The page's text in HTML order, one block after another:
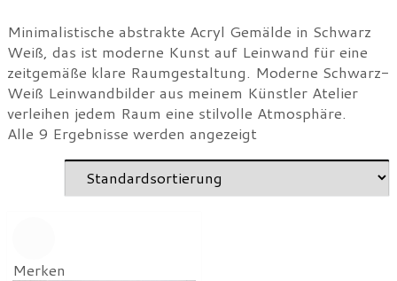
Minimalistische abstrakte Acryl Gemälde in Schwarz
Weiß, das ist moderne Kunst auf Leinwand für eine
zeitgemäße klare Raumgestaltung. Moderne Schwarz-
Weiß Leinwandbilder aus meinem Künstler Atelier
verleihen jedem Raum eine stilvolle Atmosphäre.
Alle 9 Ergebnisse werden angezeigt
Merken